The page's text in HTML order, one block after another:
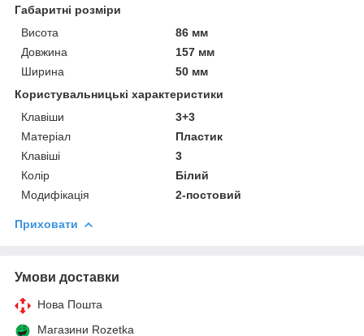
Габаритні розміри
Висота
86 мм
Довжина
157 мм
Ширина
50 мм
Користувальницькі характеристики
Клавіши
3+3
Матеріал
Пластик
Клавіші
3
Колір
Білий
Модифікація
2-постовий
Приховати
Умови доставки
Нова Пошта
Магазини Rozetka